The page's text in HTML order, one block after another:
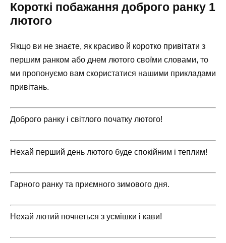
Короткі побажання доброго ранку 1
лютого
Якщо ви не знаєте, як красиво й коротко привітати з
першим ранком або днем лютого своїми словами, то
ми пропонуємо вам скористатися нашими прикладами
привітань.
Доброго ранку і світлого початку лютого!
Нехай перший день лютого буде спокійним і теплим!
Гарного ранку та приємного зимового дня.
Нехай лютий почнеться з усмішки і кави!